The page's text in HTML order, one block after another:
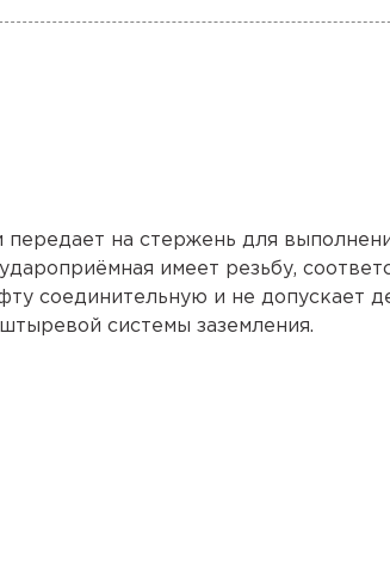
передает на стержень для
имеет резьбу,
соединительную и не допускает
системы заземления.